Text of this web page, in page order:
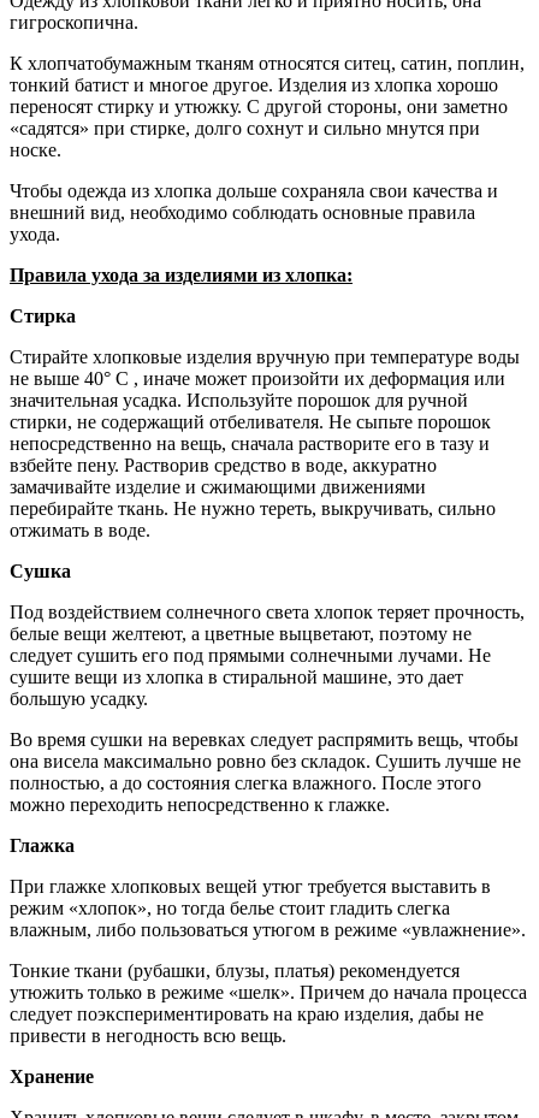
гигроскопична.
К хлопчатобумажным тканям относятся ситец, сатин, поплин,
тонкий батист и многое другое. Изделия из хлопка хорошо
переносят стирку и утюжку. С другой стороны, они заметно
«садятся» при стирке, долго сохнут и сильно мнутся при
носке.
Чтобы одежда из хлопка дольше сохраняла свои качества и
внешний вид, необходимо соблюдать основные правила
ухода.
Правила ухода за изделиями из хлопка:
Стирка
Стирайте хлопковые изделия вручную при температуре воды
не выше 40° С , иначе может произойти их деформация или
значительная усадка. Используйте порошок для ручной
стирки, не содержащий отбеливателя. Не сыпьте порошок
непосредственно на вещь, сначала растворите его в тазу и
взбейте пену. Растворив средство в воде, аккуратно
замачивайте изделие и сжимающими движениями
перебирайте ткань. Не нужно тереть, выкручивать, сильно
отжимать в воде.
Сушка
Под воздействием солнечного света хлопок теряет прочность,
белые вещи желтеют, а цветные выцветают, поэтому не
следует сушить его под прямыми солнечными лучами. Не
сушите вещи из хлопка в стиральной машине, это дает
большую усадку.
Во время сушки на веревках следует распрямить вещь, чтобы
она висела максимально ровно без складок. Сушить лучше не
полностью, а до состояния слегка влажного. После этого
можно переходить непосредственно к глажке.
Глажка
При глажке хлопковых вещей утюг требуется выставить в
режим «хлопок», но тогда белье стоит гладить слегка
влажным, либо пользоваться утюгом в режиме «увлажнение».
Тонкие ткани (рубашки, блузы, платья) рекомендуется
утюжить только в режиме «шелк». Причем до начала процесса
следует поэкспериментировать на краю изделия, дабы не
привести в негодность всю вещь.
Хранение